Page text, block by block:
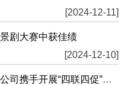
[2024-12-11]
剧大赛中获佳绩
[2024-12-10]
人工智能学院与温州联通瓯海分公司携手开展“四联四促”党建联建活动